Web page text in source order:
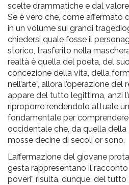
scelte drammatiche e dal
Se è vero che, come affermato
in un volume sui grandi
chiedersi quale fosse il
storico, trasferito nella
realtà è quella del poeta, del
concezione della vita, della
nell’arte”, allora l’operazione
appare del tutto legittima, anzi
riproporre rendendolo attuale
fondamentale per
occidentale che, da quella della
mosse decine di secoli or sono.
L’affermazione del giovane
gesta rappresentano il
poveri” risulta, dunque, del tutto